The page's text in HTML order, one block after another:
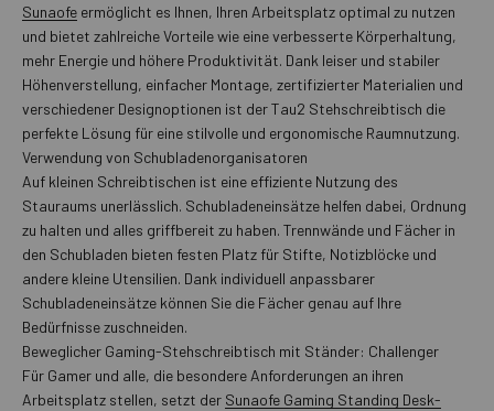
Sunaofe ermöglicht es Ihnen, Ihren Arbeitsplatz optimal zu nutzen
und bietet zahlreiche Vorteile wie eine verbesserte Körperhaltung,
mehr Energie und höhere Produktivität. Dank leiser und stabiler
Höhenverstellung, einfacher Montage, zertifizierter Materialien und
verschiedener Designoptionen ist der Tau2 Stehschreibtisch die
perfekte Lösung für eine stilvolle und ergonomische Raumnutzung.
Verwendung von Schubladenorganisatoren
Auf kleinen Schreibtischen ist eine effiziente Nutzung des
Stauraums unerlässlich. Schubladeneinsätze helfen dabei, Ordnung
zu halten und alles griffbereit zu haben. Trennwände und Fächer in
den Schubladen bieten festen Platz für Stifte, Notizblöcke und
andere kleine Utensilien. Dank individuell anpassbarer
Schubladeneinsätze können Sie die Fächer genau auf Ihre
Bedürfnisse zuschneiden.
Beweglicher Gaming-Stehschreibtisch mit Ständer: Challenger
Für Gamer und alle, die besondere Anforderungen an ihren
Arbeitsplatz stellen, setzt der Sunaofe Gaming Standing Desk-